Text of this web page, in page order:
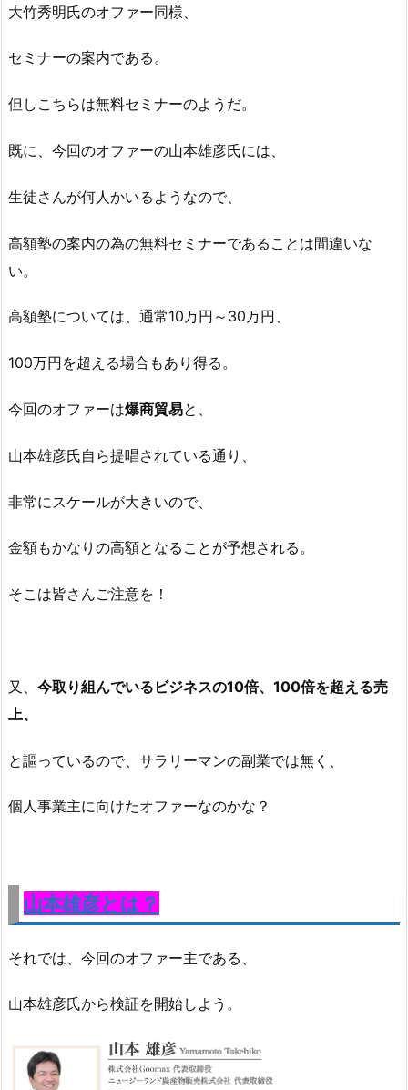
大竹秀明氏のオファー同様、
セミナーの案内である。
但しこちらは無料セミナーのようだ。
既に、今回のオファーの山本雄彦氏には、
生徒さんが何人かいるようなので、
高額塾の案内の為の無料セミナーであることは間違いな
い。
高額塾については、通常10万円～30万円、
100万円を超える場合もあり得る。
今回のオファーは爆商貿易と、
山本雄彦氏自ら提唱されている通り、
非常にスケールが大きいので、
金額もかなりの高額となることが予想される。
そこは皆さんご注意を！
又、 今取り組んでいるビジネスの10倍、100倍を超える売
上、
と謳っているので、サラリーマンの副業では無く、
個人事業主に向けたオファーなのかな？
山本雄彦とは？
それでは、今回のオファー主である、
山本雄彦氏から検証を開始しよう。